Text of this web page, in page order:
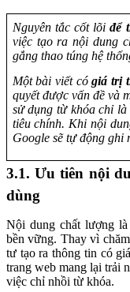
Nguyên tắc cốt lõiđể
việc tạo ra nội dung
gắng thao túng hệ
Một bài viết cógiá trị
quyết được vấn đề và
sử dụng từ khóa chỉ
tiêu chính. Khi nội
Google sẽ tự động ghi
3.1. Ưu tiên nội
dùng
Nội dung chất lượng
bền vững. Thay vì
tư tạo ra thông tin có
trang web mang lại trải
việc chỉ nhồi từ khóa.